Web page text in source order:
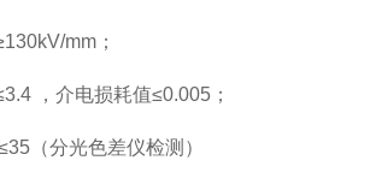
mm；
，介电损耗值≤0.005；
（分光色差仪检测）